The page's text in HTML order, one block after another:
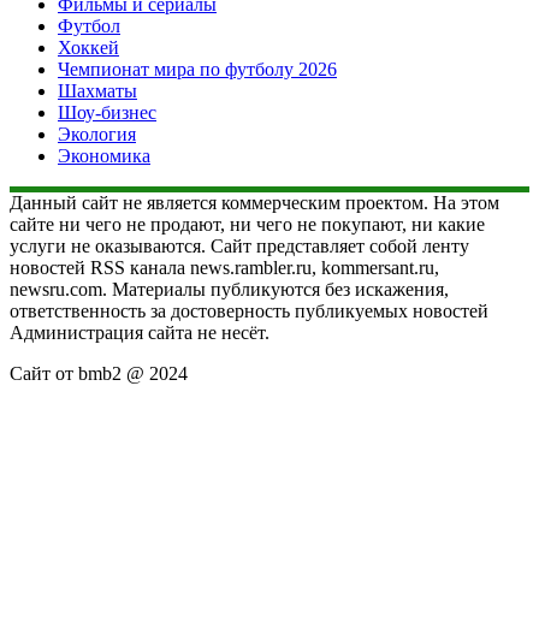
Футбол
Хоккей
Чемпионат мира по футболу 2026
Шахматы
Шоу-бизнес
Экология
Экономика
Данный сайт не является коммерческим проектом. На этом
сайте ни чего не продают, ни чего не покупают, ни какие
услуги не оказываются. Сайт представляет собой ленту
новостей RSS канала news.rambler.ru, kommersant.ru,
newsru.com. Материалы публикуются без искажения,
ответственность за достоверность публикуемых новостей
Администрация сайта не несёт.
Сайт от bmb2 @ 2024